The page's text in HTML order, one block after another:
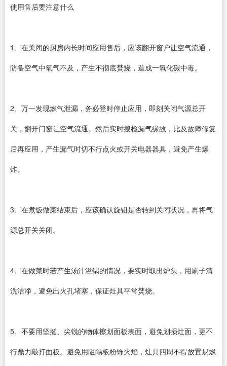
使用售后要注意什么
1、在关闭的厨房内长时间应用售后，应该翻开窗户让空气流通，
防备空气中氧气不及，产生不彻底焚烧，造成一氧化碳中毒。
2、万一发现燃气泄漏，务必登时停止应用，即刻关闭气源总开
关，翻开门窗让空气流通。然后实时搜检漏气缘故，比及故障修复
后再应用，产生漏气时切不行点火或开关电器器具，避免产生爆
炸。
3、在煮饭做菜结束后，应该确认旋钮是否转到关闭状况，再将气
源总开关关闭。
4、在做菜时若产生汤汁溢锅的情况，要实时取出炉头，用刷子清
洗洁净，避免出火孔堵塞，保证灶具平常焚烧。
5、不要用坚挺、尖锐的物体擦划面板表面，避免划损灶面，更不
行鼎力敲打面板。避免用阻隔板粉饰火焰，灶具四周不得放置易燃